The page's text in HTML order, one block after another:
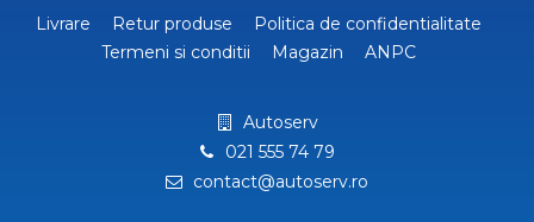
Livrare Retur produse
Politica de confidentialitate
Termeni si conditii
Magazin ANPC
Autoserv
021 555 74 79
contact@autoserv.ro